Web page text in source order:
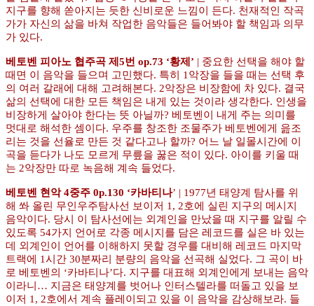
지구를 향해 쏟아지는 듯한 신비로운 느낌이 든다. 천재적인 작곡
가가 자신의 삶을 바쳐 작업한 음악들은 들어봐야 할 책임과 의무
가 있다.
베토벤 피아노 협주곡 제5번 op.73 ‘황제’ | 중요한 선택을 해야 할
때면 이 음악을 들으며 고민했다. 특히 1악장을 들을 때는 선택 후
의 여러 갈래에 대해 고려해본다. 2악장은 비장함에 차 있다. 결국
삶의 선택에 대한 모든 책임은 내게 있는 것이라 생각한다. 인생을
비장하게 살아야 한다는 뜻 아닐까? 베토벤이 내게 주는 의미를
멋대로 해석한 셈이다. 우주를 창조한 조물주가 베토벤에게 읊조
리는 것을 선율로 만든 것 같다고나 할까? 어느 날 일몰시간에 이
곡을 듣다가 나도 모르게 무릎을 꿇은 적이 있다. 아이를 키울 때
는 2악장만 따로 녹음해 계속 들었다.
베토벤 현악 4중주 0p.130 ‘카바티나’ | 1977년 태양계 탐사를 위
해 쏴 올린 무인우주탐사선 보이저 1, 2호에 실린 지구의 메시지
음악이다. 당시 이 탐사선에는 외계인을 만났을 때 지구를 알릴 수
있도록 54가지 언어로 각종 메시지를 담은 레코드를 실은 바 있는
데 외계인이 언어를 이해하지 못할 경우를 대비해 레코드 마지막
트랙에 1시간 30분짜리 분량의 음악을 선곡해 실었다. 그 곡이 바
로 베토벤의 ‘카바티나’다. 지구를 대표해 외계인에게 보내는 음악
이라니… 지금은 태양계를 벗어나 인터스텔라를 떠돌고 있을 보
이저 1, 2호에서 계속 플레이되고 있을 이 음악을 감상해보라. 들